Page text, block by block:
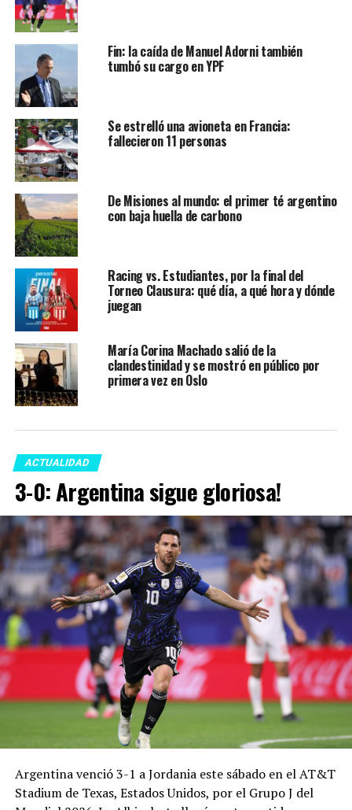
Fin: la caída de Manuel Adorni también
tumbó su cargo en YPF
Se estrelló una avioneta en Francia:
fallecieron 11 personas
De Misiones al mundo: el primer té argentino
con baja huella de carbono
Racing vs. Estudiantes, por la final del
Torneo Clausura: qué día, a qué hora y dónde
juegan
María Corina Machado salió de la
clandestinidad y se mostró en público por
primera vez en Oslo
ACTUALIDAD
3-0: Argentina sigue gloriosa!
Argentina venció 3-1 a Jordania este sábado en el AT&T
Stadium de Texas, Estados Unidos, por el Grupo J del